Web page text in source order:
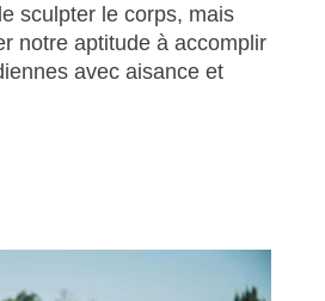
sculpter le corps, mais
notre aptitude à accomplir
avec aisance et